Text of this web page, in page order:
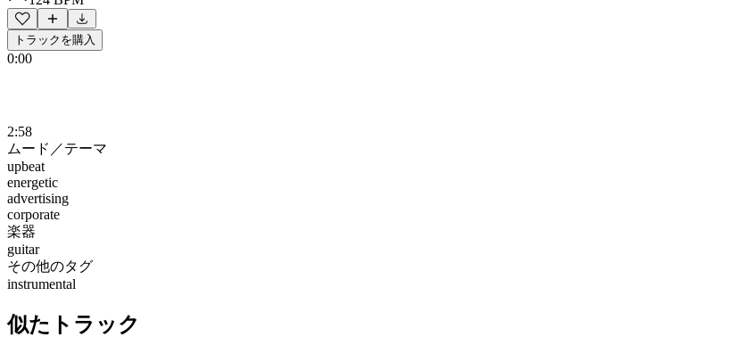
トラックを購入
0:00
2:58
ムード／テーマ
upbeat
energetic
advertising
corporate
楽器
guitar
その他のタグ
instrumental
似たトラック